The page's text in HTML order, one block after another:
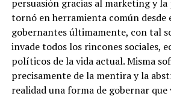
persuasión gracias al marketing y la
tornó en herramienta común
gobernantes últimamente, con tal
invade todos los rincones sociales,
políticos de la vida actual. Misma
precisamente de la mentira y la
realidad una forma de gobernar que